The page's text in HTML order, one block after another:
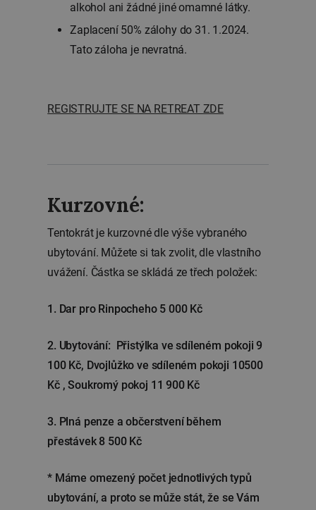
alkohol ani žádné jiné omamné látky.
Zaplacení 50% zálohy do 31. 1.2024.
Tato záloha je nevratná.
REGISTRUJTE SE NA RETREAT ZDE
Kurzovné:
Tentokrát je kurzovné dle výše vybraného
ubytování. Můžete si tak zvolit, dle vlastního
uvážení. Částka se skládá ze třech položek:
1. Dar pro Rinpocheho 5 000 Kč
2. Ubytování: Přistýlka ve sdíleném pokoji 9
100 Kč, Dvojlůžko ve sdíleném pokoji 10500
Kč , Soukromý pokoj 11 900 Kč
3. Plná penze a občerstvení během
přestávek 8 500 Kč
* Máme omezený počet jednotlivých typů
ubytování, a proto se může stát, že se Vám